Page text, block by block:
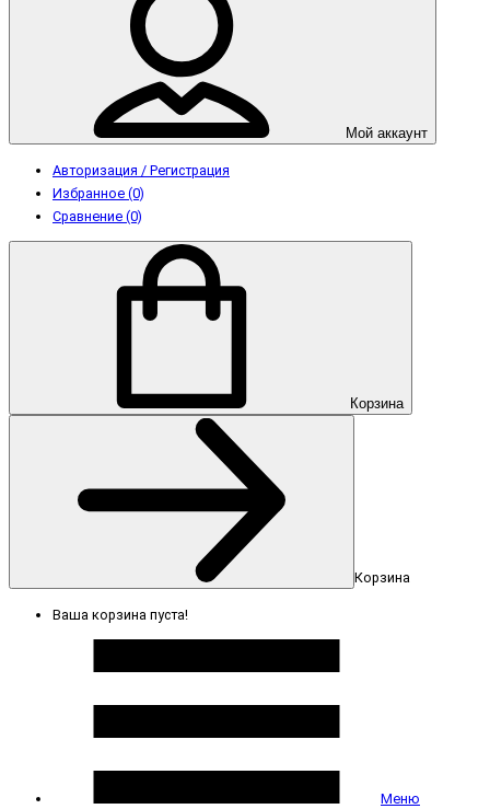
Мой аккаунт
Авторизация / Регистрация
Избранное (0)
Сравнение (0)
Корзина
Корзина
Ваша корзина пуста!
Меню